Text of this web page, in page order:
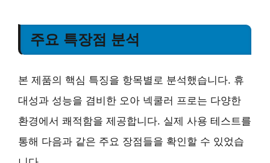
주요 특장점 분석
본 제품의 핵심 특징을 항목별로 분석했습니다. 휴
대성과 성능을 겸비한 오아 넥쿨러 프로는 다양한
환경에서 쾌적함을 제공합니다. 실제 사용 테스트를
통해 다음과 같은 주요 장점들을 확인할 수 있었습